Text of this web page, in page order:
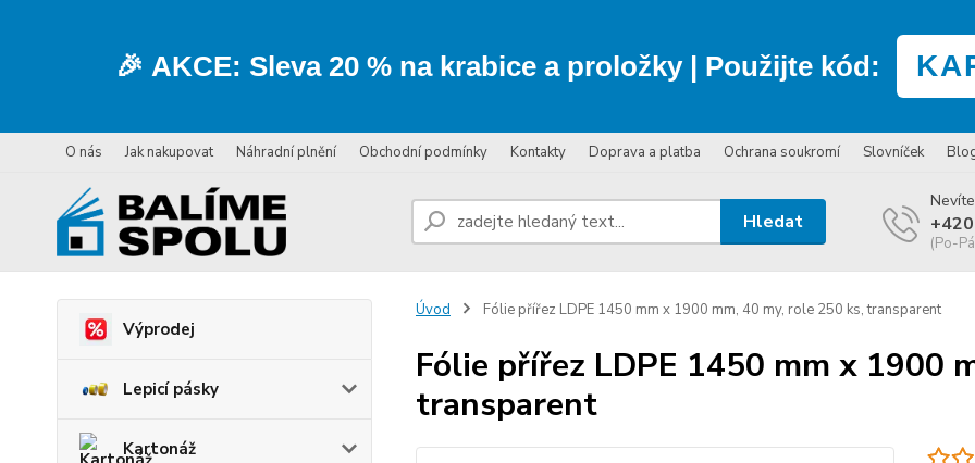
🎉 AKCE: Sleva 20 % na krabice a proložky| Použijte kód:
O nás Jak nakupovat Náhradní plnění Obchodní podmínky Kontakty Doprava a platba Ochrana soukromí Slovníček
Hledat
(Po-
Výprodej
Lepicí pásky
Kartonáž
Úvod Fólie přířez LDPE 1450 mm x 1900 mm, 40 my, role 250 ks, transparent
Fólie přířez LDPE 1450 mm x 1900
transparent